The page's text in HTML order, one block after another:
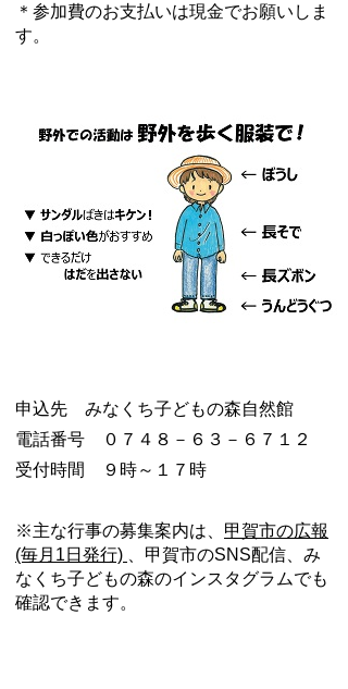
＊参加費のお支払いは現金でお願いしま
す。
申込先 みなくち子どもの森自然館
電話番号 ０７４８－６３－６７１２
受付時間 ９時～１７時
※主な行事の募集案内は、 甲賀市の広報
(毎月1日発行)
、甲賀市のSNS配信、み
なくち子どもの森のインスタグラムでも
確認できます。